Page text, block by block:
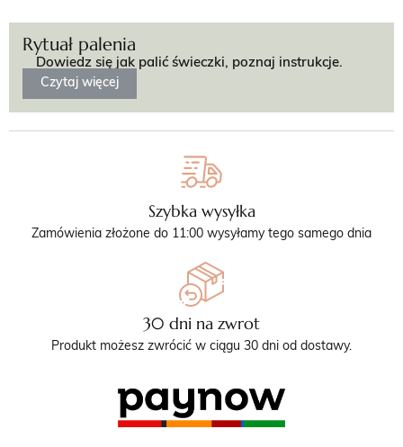
Rytuał palenia
Dowiedz się jak palić świeczki, poznaj instrukcje.
Czytaj więcej
Szybka wysyłka
Zamówienia złożone do 11:00 wysyłamy tego samego dnia
30 dni na zwrot
Produkt możesz zwrócić w ciągu 30 dni od dostawy.